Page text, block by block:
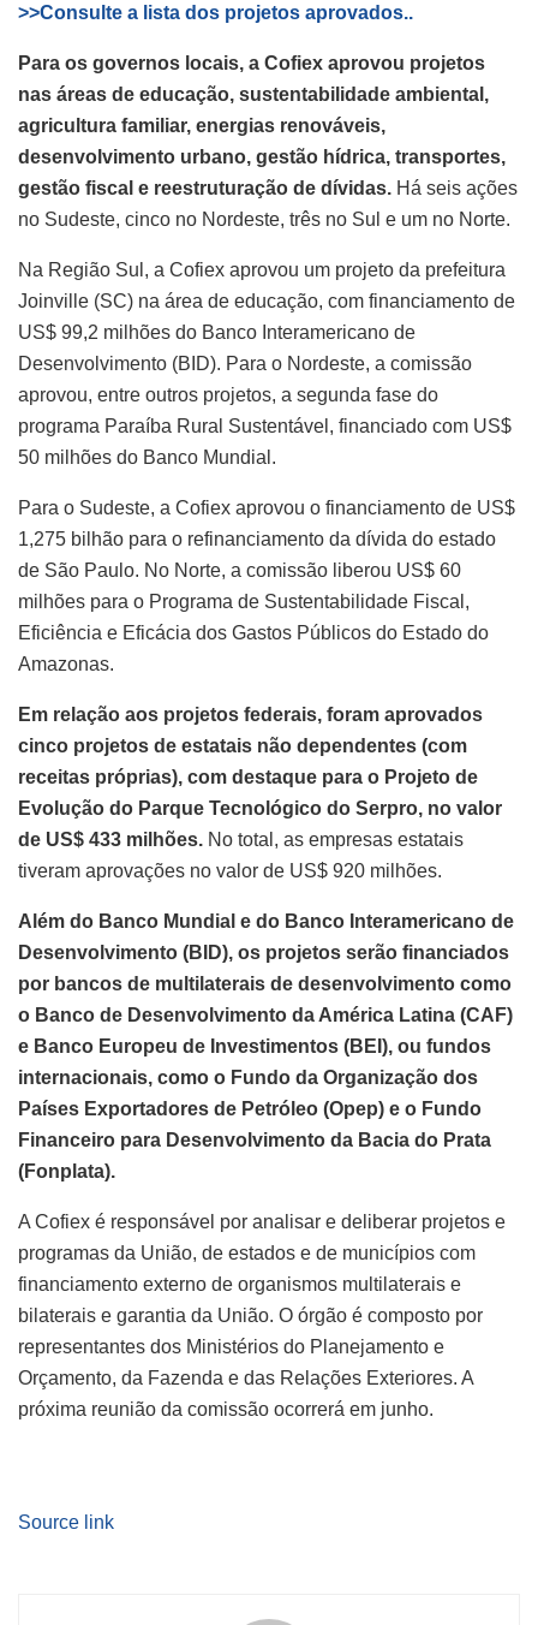
>>Consulte a lista dos projetos aprovados..
Para os governos locais, a Cofiex aprovou projetos
nas áreas de educação, sustentabilidade ambiental,
agricultura familiar, energias renováveis,
desenvolvimento urbano, gestão hídrica, transportes,
gestão fiscal e reestruturação de dívidas. Há seis ações
no Sudeste, cinco no Nordeste, três no Sul e um no Norte.
Na Região Sul, a Cofiex aprovou um projeto da prefeitura
Joinville (SC) na área de educação, com financiamento de
US$ 99,2 milhões do Banco Interamericano de
Desenvolvimento (BID). Para o Nordeste, a comissão
aprovou, entre outros projetos, a segunda fase do
programa Paraíba Rural Sustentável, financiado com US$
50 milhões do Banco Mundial.
Para o Sudeste, a Cofiex aprovou o financiamento de US$
1,275 bilhão para o refinanciamento da dívida do estado
de São Paulo. No Norte, a comissão liberou US$ 60
milhões para o Programa de Sustentabilidade Fiscal,
Eficiência e Eficácia dos Gastos Públicos do Estado do
Amazonas.
Em relação aos projetos federais, foram aprovados
cinco projetos de estatais não dependentes (com
receitas próprias), com destaque para o Projeto de
Evolução do Parque Tecnológico do Serpro, no valor
de US$ 433 milhões. No total, as empresas estatais
tiveram aprovações no valor de US$ 920 milhões.
Além do Banco Mundial e do Banco Interamericano de
Desenvolvimento (BID), os projetos serão financiados
por bancos de multilaterais de desenvolvimento como
o Banco de Desenvolvimento da América Latina (CAF)
e Banco Europeu de Investimentos (BEI), ou fundos
internacionais, como o Fundo da Organização dos
Países Exportadores de Petróleo (Opep) e o Fundo
Financeiro para Desenvolvimento da Bacia do Prata
(Fonplata).
A Cofiex é responsável por analisar e deliberar projetos e
programas da União, de estados e de municípios com
financiamento externo de organismos multilaterais e
bilaterais e garantia da União. O órgão é composto por
representantes dos Ministérios do Planejamento e
Orçamento, da Fazenda e das Relações Exteriores. A
próxima reunião da comissão ocorrerá em junho.
Source link